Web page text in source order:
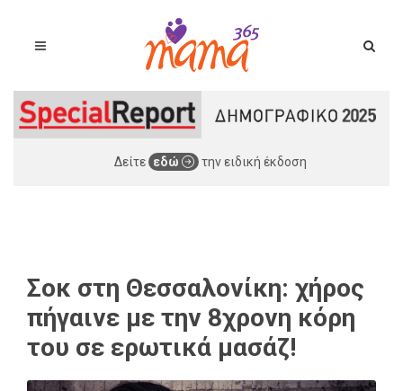
Δείτε εδώ την ειδική έκδοση
Σοκ στη Θεσσαλονίκη: χήρος
πήγαινε με την 8χρονη κόρη
του σε ερωτικά μασάζ!